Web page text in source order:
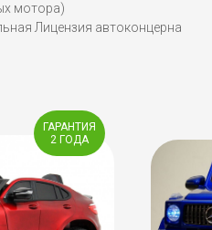
мотора)
Лицензия автоконцерна
ГАРАНТИЯ
2 ГОДА